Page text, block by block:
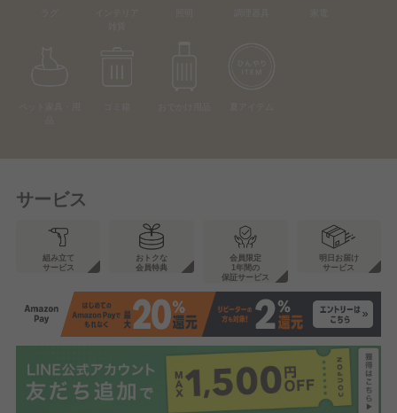
サービス
組み立て
サービス
おトクな
会員特典
会員限定
1年間の
保証サービス
明日お届け
サービス